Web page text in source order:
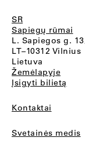
SR
Sapiegų rūmai
L. Sapiegos g.
LT–10312 Vilnius
Lietuva
Žemėlapyje
Įsigyti bilietą
Kontaktai
Svetainės medis